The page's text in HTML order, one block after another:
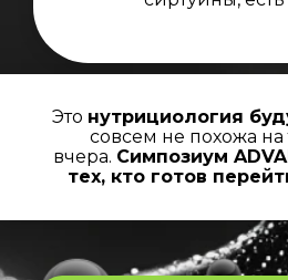
Это нутрициология
совсем не похожа на
вчера. Симпозиум
тех, кто готов